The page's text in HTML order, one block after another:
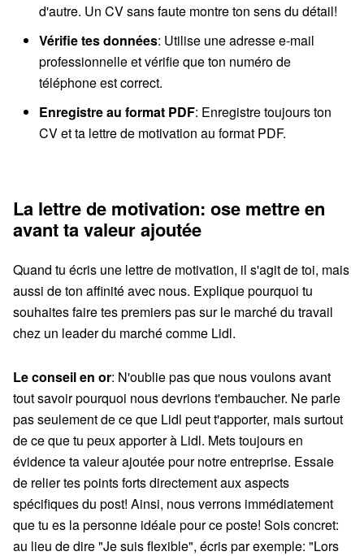
d'autre. Un CV sans faute montre ton sens du détail!
Vérifie tes données: Utilise une adresse e-mail
professionnelle et vérifie que ton numéro de
téléphone est correct.
Enregistre au format PDF: Enregistre toujours ton
CV et ta lettre de motivation au format PDF.
La lettre de motivation: ose mettre en
avant ta valeur ajoutée
Quand tu écris une lettre de motivation, il s'agit de toi, mais
aussi de ton affinité avec nous. Explique pourquoi tu
souhaites faire tes premiers pas sur le marché du travail
chez un leader du marché comme Lidl.
Le conseil en or: N'oublie pas que nous voulons avant
tout savoir pourquoi nous devrions t'embaucher. Ne parle
pas seulement de ce que Lidl peut t'apporter, mais surtout
de ce que tu peux apporter à Lidl. Mets toujours en
évidence ta valeur ajoutée pour notre entreprise. Essaie
de relier tes points forts directement aux aspects
spécifiques du post! Ainsi, nous verrons immédiatement
que tu es la personne idéale pour ce poste! Sois concret:
au lieu de dire "Je suis flexible", écris par exemple: "Lors